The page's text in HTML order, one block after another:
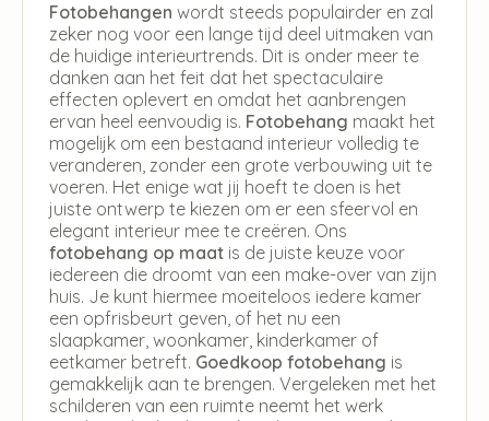
Fotobehangen wordt steeds populairder en zal
zeker nog voor een lange tijd deel uitmaken van
de huidige interieurtrends. Dit is onder meer te
danken aan het feit dat het spectaculaire
effecten oplevert en omdat het aanbrengen
ervan heel eenvoudig is. Fotobehang maakt het
mogelijk om een bestaand interieur volledig te
veranderen, zonder een grote verbouwing uit te
voeren. Het enige wat jij hoeft te doen is het
juiste ontwerp te kiezen om er een sfeervol en
elegant interieur mee te creëren. Ons
fotobehang op maat is de juiste keuze voor
iedereen die droomt van een make-over van zijn
huis. Je kunt hiermee moeiteloos iedere kamer
een opfrisbeurt geven, of het nu een
slaapkamer, woonkamer, kinderkamer of
eetkamer betreft. Goedkoop fotobehang is
gemakkelijk aan te brengen. Vergeleken met het
schilderen van een ruimte neemt het werk